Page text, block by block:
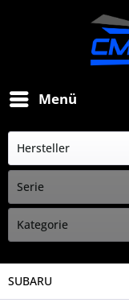
Menü
SUBARU